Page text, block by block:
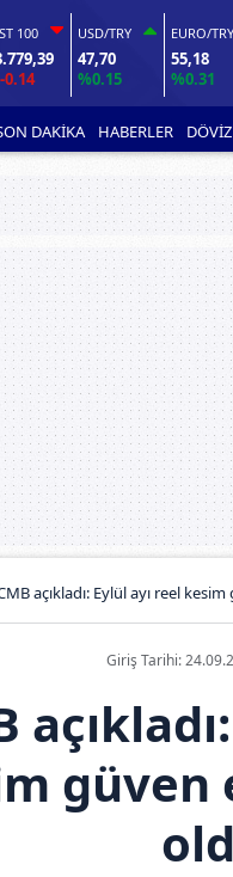
100
0.14
USD/TRY
47,70
%0.15
EURO/TRY
55,18
%0.31
DAKİKA HABERLER DÖVİZ
açıkladı: Eylül ayı reel
Giriş Tarihi:
güven